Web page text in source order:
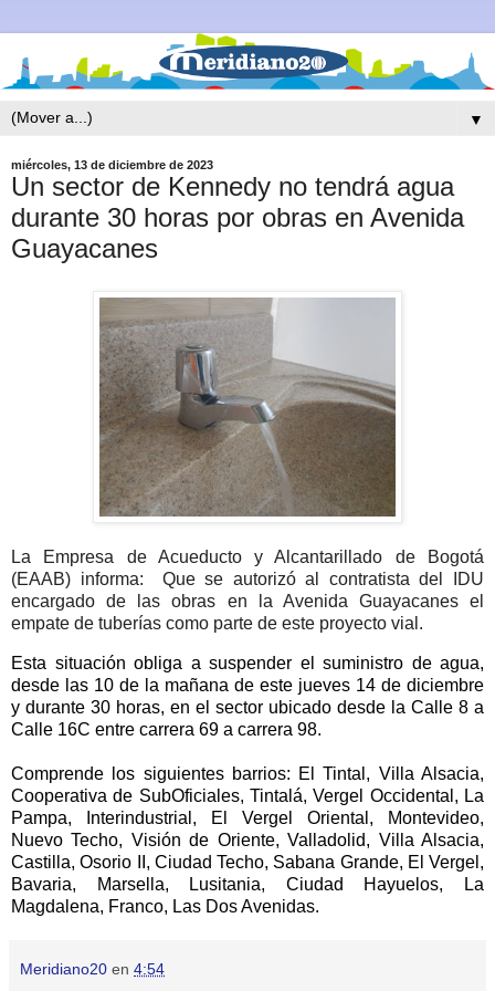
▼
miércoles, 13 de diciembre de 2023
Un sector de Kennedy no tendrá agua
durante 30 horas por obras en Avenida
Guayacanes
La Empresa de Acueducto y Alcantarillado de Bogotá
(EAAB) informa: Que se autorizó al contratista del IDU
encargado de las obras en la Avenida Guayacanes el
empate de tuberías como parte de este proyecto vial.
Esta situación obliga a suspender el suministro de agua,
desde las 10 de la mañana de este jueves 14 de diciembre
y durante 30 horas, en el sector ubicado desde la Calle 8 a
Calle 16C entre carrera 69 a carrera 98.
Comprende los siguientes barrios: El Tintal, Villa Alsacia,
Cooperativa de SubOficiales, Tintalá, Vergel Occidental, La
Pampa, Interindustrial, El Vergel Oriental, Montevideo,
Nuevo Techo, Visión de Oriente, Valladolid, Villa Alsacia,
Castilla, Osorio II, Ciudad Techo, Sabana Grande, El Vergel,
Bavaria, Marsella, Lusitania, Ciudad Hayuelos, La
Magdalena, Franco, Las Dos Avenidas.
Meridiano20 en 4:54